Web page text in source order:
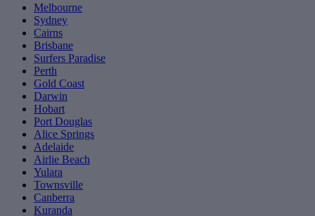
Melbourne
Sydney
Cairns
Brisbane
Surfers Paradise
Perth
Gold Coast
Darwin
Hobart
Port Douglas
Alice Springs
Adelaide
Airlie Beach
Yulara
Townsville
Canberra
Kuranda